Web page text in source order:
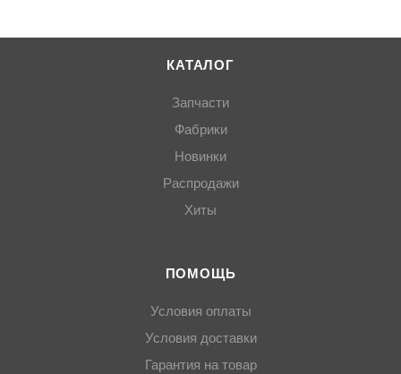
КАТАЛОГ
Запчасти
Фабрики
Новинки
Распродажи
Хиты
ПОМОЩЬ
Условия оплаты
Условия доставки
Гарантия на товар